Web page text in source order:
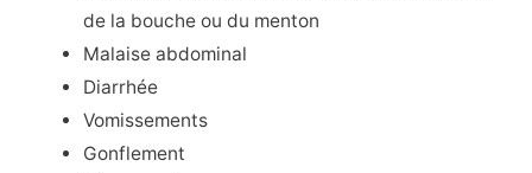
de la bouche ou du menton
Malaise abdominal
Diarrhée
Vomissements
Gonflement